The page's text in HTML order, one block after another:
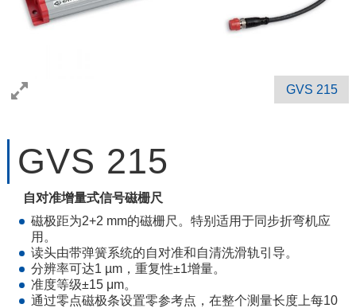
GVS 215
GVS 215
自对准增量式信号磁栅尺
磁极距为2+2 mm的磁栅尺。特别适用于同步折弯机应
用。
读头由带弹簧系统的自对准和自清洗滑轨引导。
分辨率可达1 µm，重复性±1增量。
准度等级±15 μm。
通过零点磁极条设置零参考点，在整个测量长度上每10